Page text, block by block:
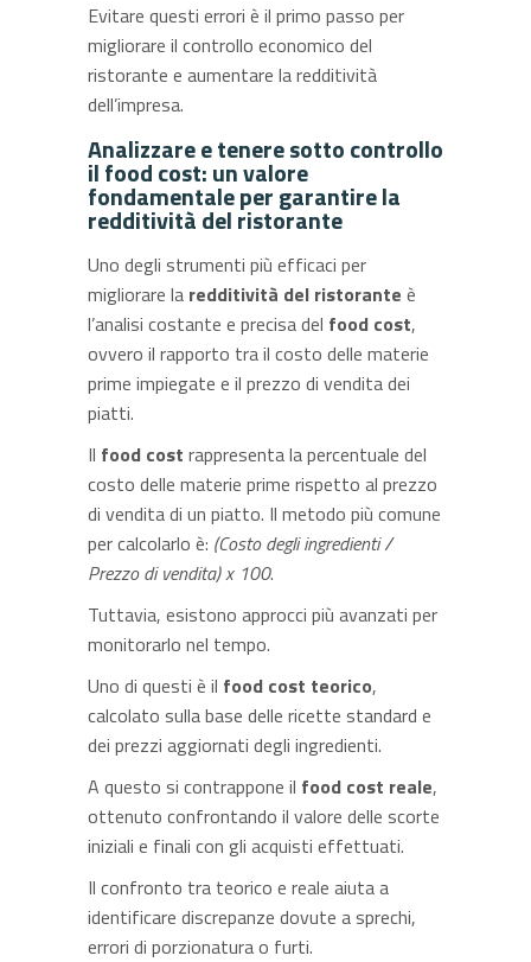
Evitare questi errori è il primo passo per
migliorare il controllo economico del
ristorante e aumentare la redditività
dell’impresa.
Analizzare e tenere sotto controllo
il food cost: un valore
fondamentale per garantire la
redditività del ristorante
Uno degli strumenti più efficaci per
migliorare la redditività del ristorante è
l’analisi costante e precisa del food cost,
ovvero il rapporto tra il costo delle materie
prime impiegate e il prezzo di vendita dei
piatti.
Il food cost rappresenta la percentuale del
costo delle materie prime rispetto al prezzo
di vendita di un piatto. Il metodo più comune
per calcolarlo è: (Costo degli ingredienti /
Prezzo di vendita) x 100.
Tuttavia, esistono approcci più avanzati per
monitorarlo nel tempo.
Uno di questi è il food cost teorico,
calcolato sulla base delle ricette standard e
dei prezzi aggiornati degli ingredienti.
A questo si contrappone il food cost reale,
ottenuto confrontando il valore delle scorte
iniziali e finali con gli acquisti effettuati.
Il confronto tra teorico e reale aiuta a
identificare discrepanze dovute a sprechi,
errori di porzionatura o furti.